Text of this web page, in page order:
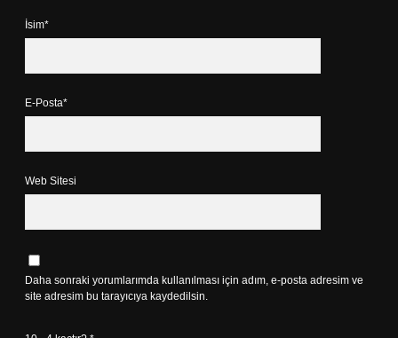
İsim*
E-Posta*
Web Sitesi
Daha sonraki yorumlarımda kullanılması için adım, e-posta adresim ve
site adresim bu tarayıcıya kaydedilsin.